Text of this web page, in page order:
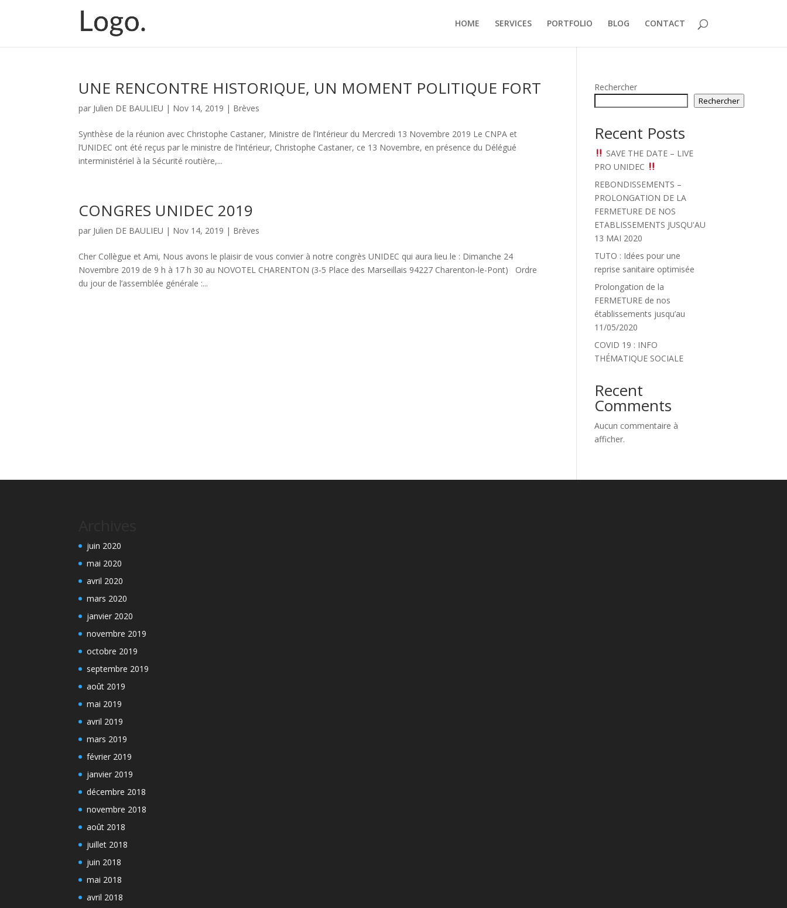
HOME SERVICES PORTFOLIO BLOG CONTACT
UNE RENCONTRE HISTORIQUE, UN MOMENT POLITIQUE FORT
par Julien DE BAULIEU | Nov 14, 2019 | Brèves
Synthèse de la réunion avec Christophe Castaner, Ministre de l’Intérieur du Mercredi 13 Novembre 2019 Le CNPA et
l’UNIDEC ont été reçus par le ministre de l’Intérieur, Christophe Castaner, ce 13 Novembre, en présence du Délégué
interministériel à la Sécurité routière,...
CONGRES UNIDEC 2019
par Julien DE BAULIEU | Nov 14, 2019 | Brèves
Cher Collègue et Ami, Nous avons le plaisir de vous convier à notre congrès UNIDEC qui aura lieu le : Dimanche 24
Novembre 2019 de 9 h à 17 h 30 au NOVOTEL CHARENTON (3-5 Place des Marseillais 94227 Charenton-le-Pont) Ordre
du jour de l’assemblée générale :...
Rechercher
Rechercher
Recent Posts
SAVE THE DATE – LIVE
PRO UNIDEC
REBONDISSEMENTS –
PROLONGATION DE LA
FERMETURE DE NOS
ETABLISSEMENTS JUSQU'AU
13 MAI 2020
TUTO : Idées pour une
reprise sanitaire optimisée
Prolongation de la
FERMETURE de nos
établissements jusqu’au
11/05/2020
COVID 19 : INFO
THÉMATIQUE SOCIALE
Recent
Comments
Aucun commentaire à
afficher.
juin 2020
mai 2020
avril 2020
mars 2020
janvier 2020
novembre 2019
octobre 2019
septembre 2019
août 2019
mai 2019
avril 2019
mars 2019
février 2019
janvier 2019
décembre 2018
novembre 2018
août 2018
juillet 2018
juin 2018
mai 2018
avril 2018